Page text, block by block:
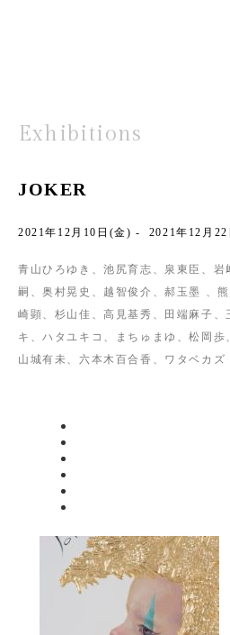
Exhibitions
JOKER
2021年12月10日(金) - 2021年12月22
青山ひろゆき、池尻育志、泉東臣、岩
嗣、奥村晃史、越智俊介、郝玉墨 、
崎顕、杉山佳、高見基秀、田端麻子、
キ、ハタユキコ、まちゅまゆ、松岡歩
山城有未、六本木百合香、ワタベカズ